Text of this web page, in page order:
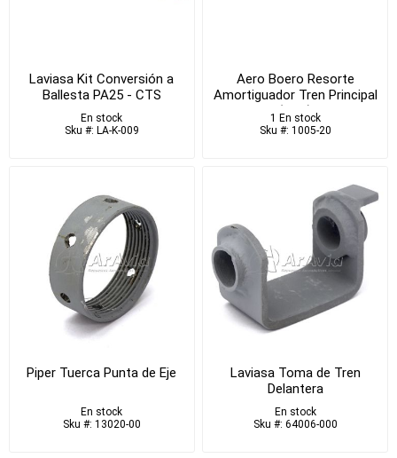
Laviasa Kit Conversión a
Ballesta PA25 - CTS
1109.21
En stock
Sku #: LA-K-009
Aero Boero Resorte
Amortiguador Tren Principal
(NSD)
1 En stock
Sku #: 1005-20
Piper Tuerca Punta de Eje
En stock
Sku #: 13020-00
Laviasa Toma de Tren
Delantera
En stock
Sku #: 64006-000